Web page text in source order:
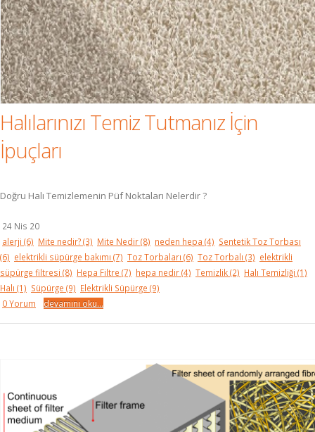
Halılarınızı Temiz Tutmanız İçin
İpuçları
Doğru Halı Temizlemenin Püf Noktaları Nelerdir ?
24 Nis 20
alerji (6) Mite nedir?(3) Mite Nedir(8) neden hepa (4) Sentetik Toz Torbası
(6) elektrikli süpürge bakımı (7) Toz Torbaları (6) Toz Torbalı (3) elektrikli
süpürge filtresi (8) Hepa Filtre (7) hepa nedir(4) Temizlik(2) Halı Temizliği (1)
Halı (1) Süpürge (9) Elektrikli Süpürge (9)
0 Yorum
devamını oku...